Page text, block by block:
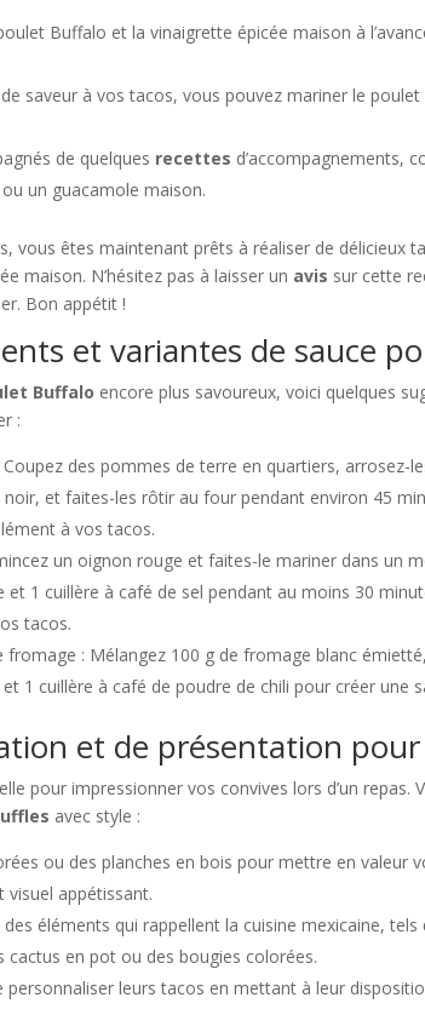
Buffalo et la vinaigrette épicée maison à
saveur à vos tacos, vous pouvez mariner le
de quelques recettes d’accompagnements,
un guacamole maison.
vous êtes maintenant prêts à réaliser de délicieux
maison. N’hésitez pas à laisser un avis sur cette
Bon appétit !
et variantes de sauce
Buffalo encore plus savoureux, voici quelques
:
des pommes de terre en quartiers, arrosez-
et faites-les rôtir au four pendant environ 45
à vos tacos.
un oignon rouge et faites-le mariner dans un
et 1 cuillère à café de sel pendant au moins 30
tacos.
fromage : Mélangez 100 g de fromage blanc
1 cuillère à café de poudre de chili pour créer une
et de présentation
pour impressionner vos convives lors d’un repas.
avec style :
ou des planches en bois pour mettre en valeur
visuel appétissant.
éléments qui rappellent la cuisine mexicaine,
en pot ou des bougies colorées.
personnaliser leurs tacos en mettant à leur